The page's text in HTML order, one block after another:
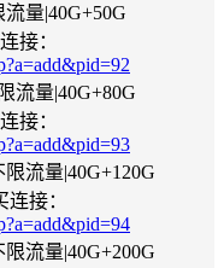
量|40G+50G
接：
流量|40G+80G
接：
限流量|40G+120G
接：
限流量|40G+200G